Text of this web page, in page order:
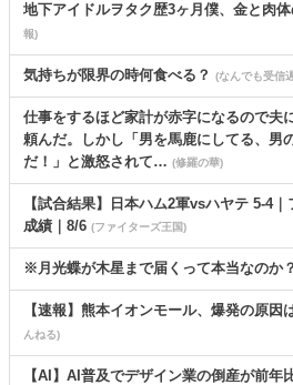
地下アイドルヲタク歴3ヶ月僕、金と肉
報)
気持ちが限界の時何食べる？ (なんでも受信
仕事をするほど家計が赤字になるので夫
頼んだ。しかし「男を馬鹿にしてる、男
だ！」と激怒されて… (修羅の華)
【試合結果】日本ハム2軍vsハヤテ 5-4
成績｜8/6 (ファイターズ王国)
※月光蝶が木星まで届くって本当なのか？
【速報】熊本イオンモール、爆発の原因
んねる)
【AI】AI普及でデザイン業の倒産が前